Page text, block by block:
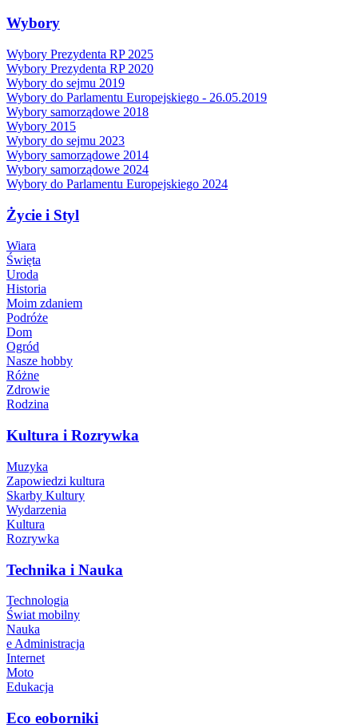
Wybory
Wybory Prezydenta RP 2025
Wybory Prezydenta RP 2020
Wybory do sejmu 2019
Wybory do Parlamentu Europejskiego - 26.05.2019
Wybory samorządowe 2018
Wybory 2015
Wybory do sejmu 2023
Wybory samorządowe 2014
Wybory samorządowe 2024
Wybory do Parlamentu Europejskiego 2024
Życie i Styl
Wiara
Święta
Uroda
Historia
Moim zdaniem
Podróże
Dom
Ogród
Nasze hobby
Różne
Zdrowie
Rodzina
Kultura i Rozrywka
Muzyka
Zapowiedzi kultura
Skarby Kultury
Wydarzenia
Kultura
Rozrywka
Technika i Nauka
Technologia
Świat mobilny
Nauka
e Administracja
Internet
Moto
Edukacja
Eco eoborniki